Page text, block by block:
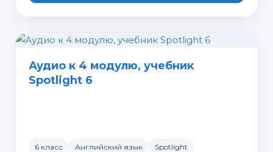
Аудио к 4 модулю, учебник
Spotlight 6
6 класс Английский язык
Spotlight